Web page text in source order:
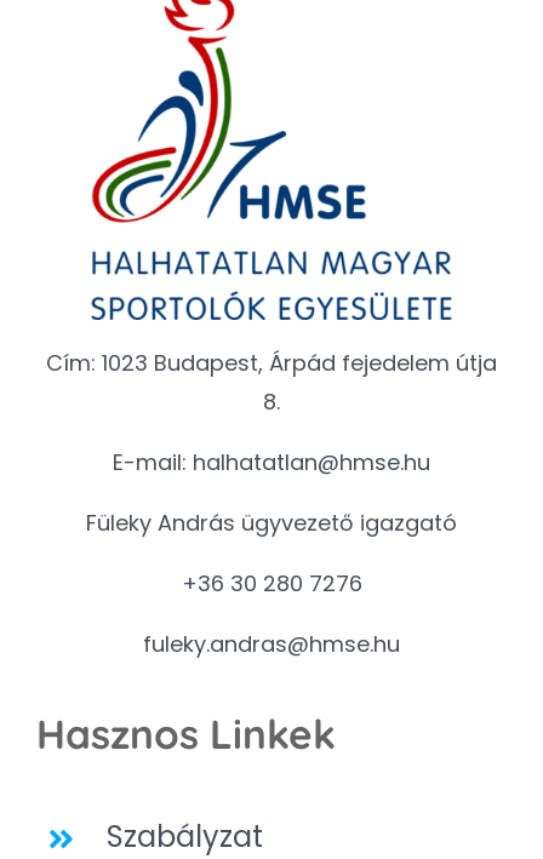
Cím: 1023 Budapest, Árpád fejedelem útja
8.
E-mail: halhatatlan@hmse.hu
Füleky András ügyvezető igazgató
+36 30 280 7276
fuleky.andras@hmse.hu
Hasznos Linkek
Szabályzat